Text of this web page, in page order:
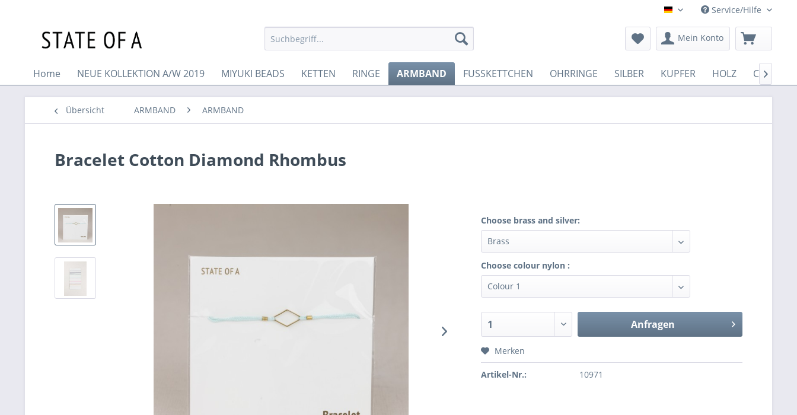
Deutsch Service/Hilfe
Mein Konto
Home NEUE KOLLEKTION A/W 2019 MIYUKI BEADS KETTEN RINGE ARMBAND FUSSKETTCHEN OHRRINGE SILBER KUPFER HOLZ COTTON

Übersicht ARMBAND ARMBAND
Bracelet Cotton Diamond Rhombus
Choose brass and silver:
Choose colour nylon :
Anfragen
Merken
Artikel-Nr.: 10971